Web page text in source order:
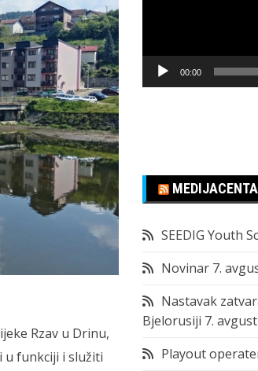
Rzav u Drinu,
u funkciji i služiti
00:00
SEEDIG Youth
Novinar 7.
Nastavak
Bjelorusiji 7.
Playout